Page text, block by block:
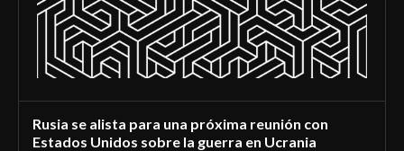
Rusia se alista para una próxima reunión con
Estados Unidos sobre la guerra en Ucrania